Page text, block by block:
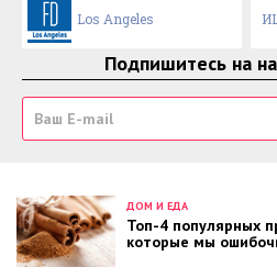
Los Angeles
Подпишитесь на
ДОМ И ЕДА
Топ-4 популярных
которые мы